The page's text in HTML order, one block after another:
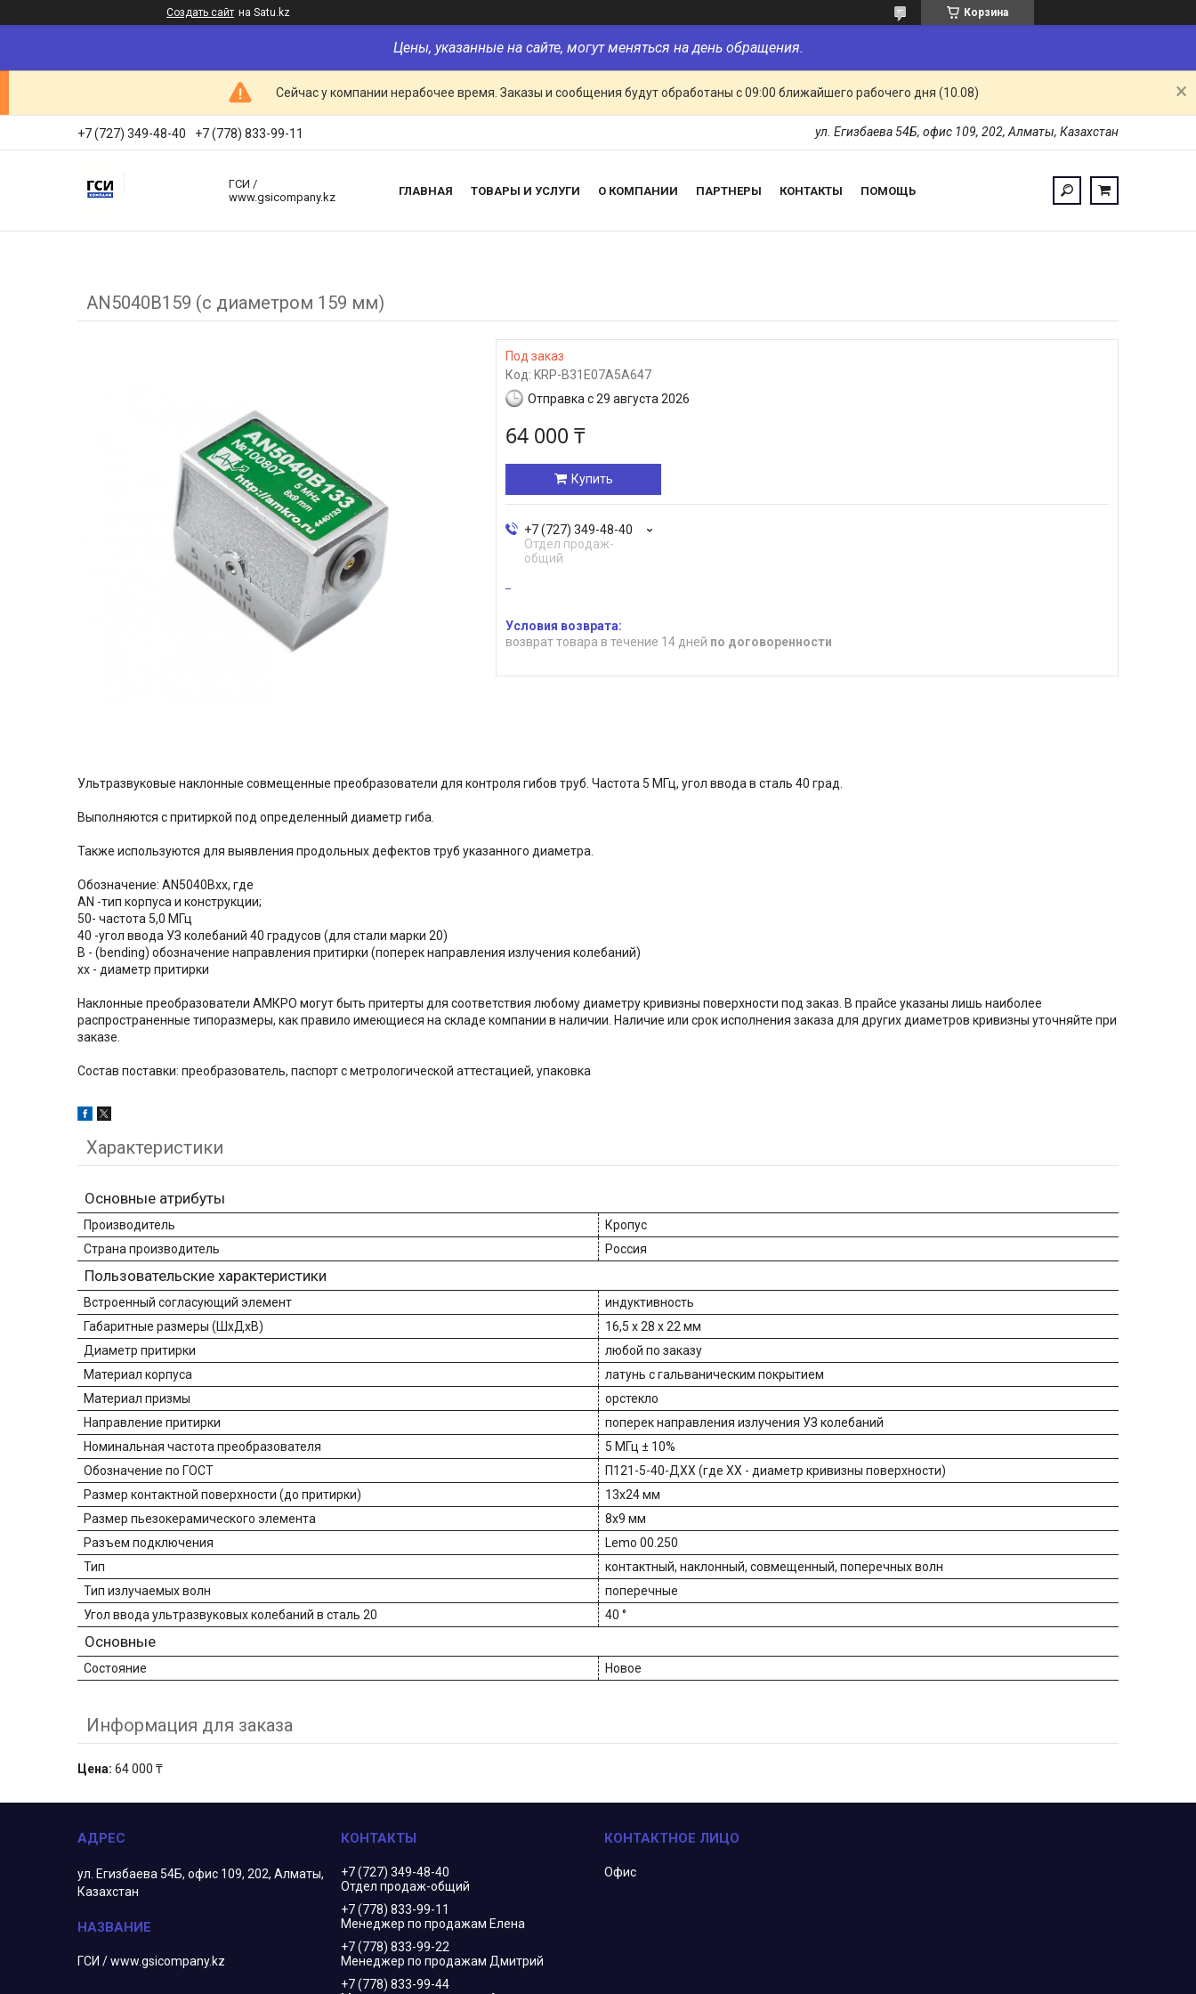
Создать сайт на Satu.kz Корзина
Цены, указанные на сайте, могут меняться на день обращения.
Сейчас у компании нерабочее время. Заказы и сообщения будут обработаны с 09:00 ближайшего рабочего дня (10.08)
+7 (727) 349-48-40 +7 (778) 833-99-11 ул. Егизбаева 54Б, офис 109, 202, Алматы, Казахстан
ГСИ /
www.gsicompany.kz
ГЛАВНАЯ ТОВАРЫ И УСЛУГИ О КОМПАНИИ ПАРТНЕРЫ КОНТАКТЫ ПОМОЩЬ
AN5040B159 (с диаметром 159 мм)
Под заказ
Код: KRP-B31E07A5A647
Отправка с 29 августа 2026
64 000 ₸
Купить
+7 (727) 349-48-40
Отдел продаж-
общий
возврат товара в течение 14 дней по договоренности
Ультразвуковые наклонные совмещенные преобразователи для контроля гибов труб. Частота 5 МГц, угол ввода в сталь 40 град.
Выполняются с притиркой под определенный диаметр гиба.
Также используются для выявления продольных дефектов труб указанного диаметра.
Обозначение: AN5040Bxx, где
AN -тип корпуса и конструкции;
50- частота 5,0 МГц
40 -угол ввода УЗ колебаний 40 градусов (для стали марки 20)
B - (bending) обозначение направления притирки (поперек направления излучения колебаний)
xx - диаметр притирки
Наклонные преобразователи АМКРО могут быть притерты для соответствия любому диаметру кривизны поверхности под заказ. В прайсе указаны лишь наиболее
распространенные типоразмеры, как правило имеющиеся на складе компании в наличии. Наличие или срок исполнения заказа для других диаметров кривизны уточняйте при
заказе.
Состав поставки: преобразователь, паспорт с метрологической аттестацией, упаковка
Характеристики
Основные атрибуты
Производитель
Кропус
Страна производитель
Россия
Пользовательские характеристики
Встроенный согласующий элемент
индуктивность
Габаритные размеры (ШхДхВ)
16,5 х 28 х 22 мм
Диаметр притирки
любой по заказу
Материал корпуса
латунь с гальваническим покрытием
Материал призмы
орстекло
Направление притирки
поперек направления излучения УЗ колебаний
Номинальная частота преобразователя
5 МГц ± 10%
Обозначение по ГОСТ
П121-5-40-ДХХ (где XX - диаметр кривизны поверхности)
Размер контактной поверхности (до притирки)
13х24 мм
Размер пьезокерамического элемента
8х9 мм
Разъем подключения
Lemo 00.250
Тип
контактный, наклонный, совмещенный, поперечных волн
Тип излучаемых волн
поперечные
Угол ввода ультразвуковых колебаний в сталь 20
40 °
Основные
Состояние Новое
Информация для заказа
Цена: 64 000 ₸
ул. Егизбаева 54Б, офис 109, 202, Алматы,
Казахстан
ГСИ / www.gsicompany.kz
+7 (727) 349-48-40
Отдел продаж-общий
+7 (778) 833-99-11
Менеджер по продажам Елена
+7 (778) 833-99-22
Менеджер по продажам Дмитрий
+7 (778) 833-99-44
Офис